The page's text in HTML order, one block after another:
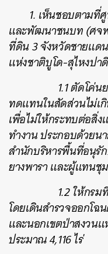
1. เห็นชอบตามที่
และพัฒนาชนบท (ศจ
ที่ดิน 3 จังหวัดชายแด
แห่งชาติบูโด-สุไหงป
1.1 ตัดโค่นยาง
ทดแทนในสัดส่วนไม่
เพื่อไม่ให้กระทบต่อสิ่
ทำงาน ประกอบด้วย
สำนักบริหารพื้นที่อนุรั
ยางพารา และผู้แทน
1.2 ให้กรมที่ดิน
โดยเดินสำรวจออกโ
และนอกเขตป่าสงวน
ประมาณ 4,116 ไร่